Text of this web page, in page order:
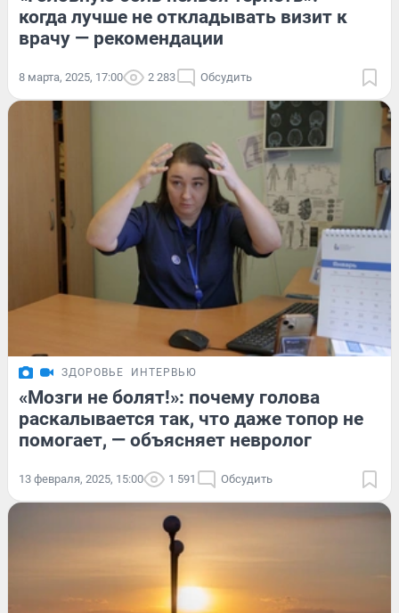
когда лучше не откладывать визит к
врачу — рекомендации
8 марта, 2025, 17:00 2 283 Обсудить
ЗДОРОВЬЕ ИНТЕРВЬЮ
«Мозги не болят!»: почему голова
раскалывается так, что даже топор не
помогает, — объясняет невролог
13 февраля, 2025, 15:00 1 591 Обсудить